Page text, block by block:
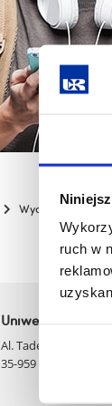
ruch w
Wydziały
Uniwersytet
Al. Tadeusza Rejtana
35-959 Rzeszów